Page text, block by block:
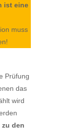
ist eine
muss
Prüfung
das
wird
zu den